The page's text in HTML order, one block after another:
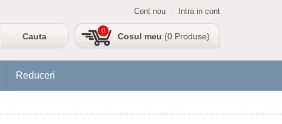
Cont nou Intra in cont
Cosul meu (0 Produse)
0
Reduceri